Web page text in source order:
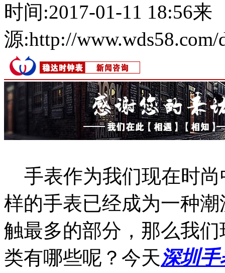
时间:2017-01-11 18:56来
源:http://
手表作为我们现在时尚
样的手表已经成为一种
触最多的部分，那么我
类有哪些呢？今天深圳